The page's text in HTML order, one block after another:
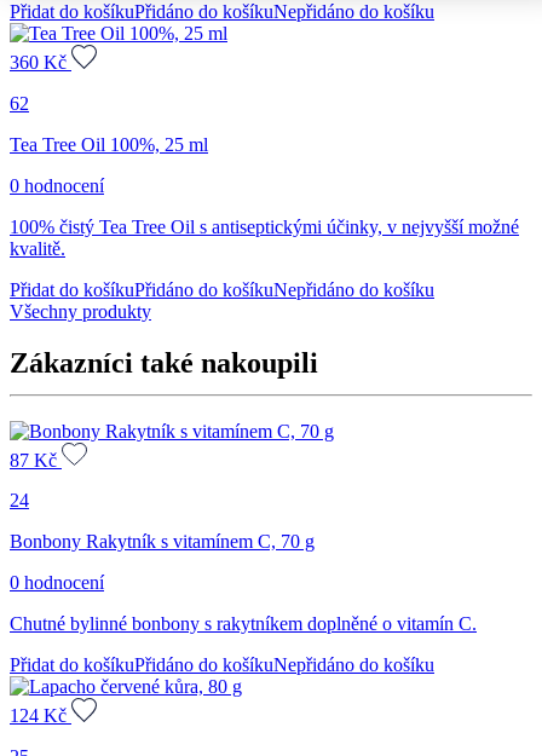
Přidat do košíkuPřidáno do košíkuNepřidáno do košíku
360 Kč
62
Tea Tree Oil 100%, 25 ml
0 hodnocení
100% čistý Tea Tree Oil s antiseptickými účinky, v nejvyšší možné
kvalitě.
Přidat do košíkuPřidáno do košíkuNepřidáno do košíku
Všechny produkty
Zákazníci také nakoupili
87 Kč
24
Bonbony Rakytník s vitamínem C, 70 g
0 hodnocení
Chutné bylinné bonbony s rakytníkem doplněné o vitamín C.
Přidat do košíkuPřidáno do košíkuNepřidáno do košíku
124 Kč